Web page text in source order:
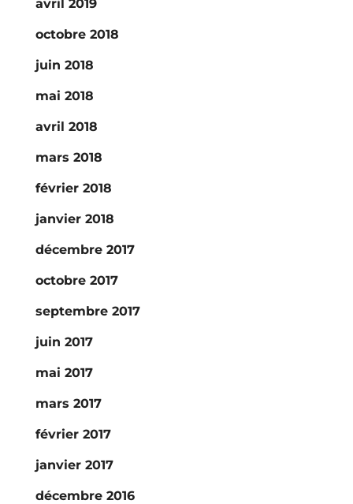
avril 2019
octobre 2018
juin 2018
mai 2018
avril 2018
mars 2018
février 2018
janvier 2018
décembre 2017
octobre 2017
septembre 2017
juin 2017
mai 2017
mars 2017
février 2017
janvier 2017
décembre 2016